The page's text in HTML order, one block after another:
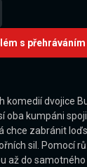
s přehráváním
komedií dvojice
oba kumpáni
chce zabránit
sil. Pomocí
až do